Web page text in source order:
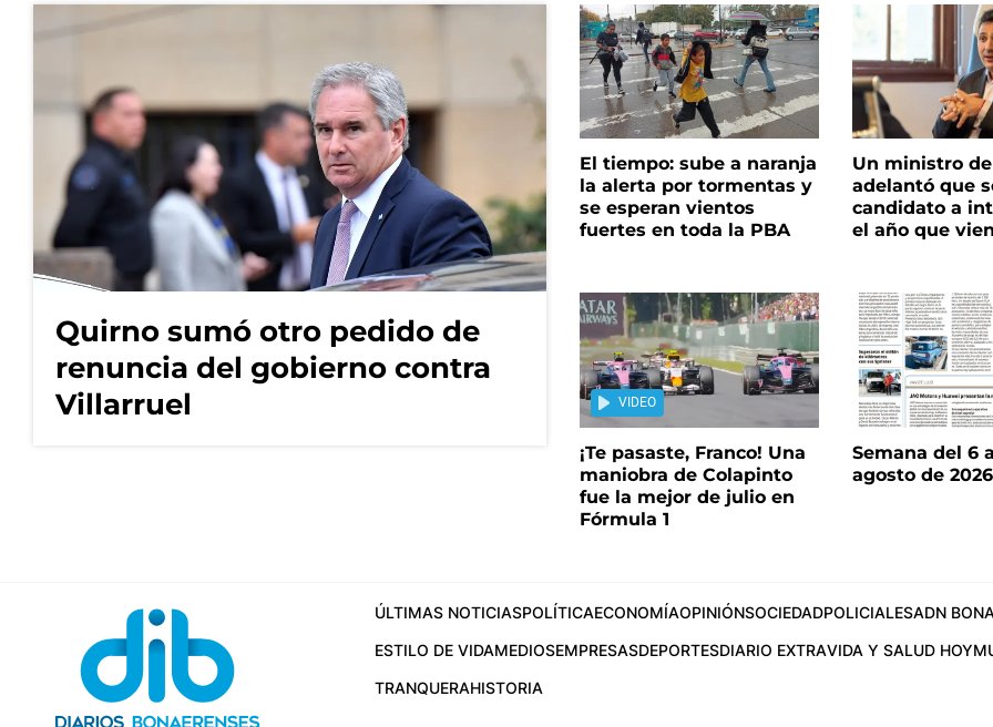
Quirno sumó otro pedido de
renuncia del gobierno contra
Villarruel
El tiempo: sube a naranja
la alerta por tormentas y
se esperan vientos
fuertes en toda la PBA
Un ministro
adelantó que
candidato a
el año que
VIDEO
¡Te pasaste, Franco! Una
maniobra de Colapinto
fue la mejor de julio en
Fórmula 1
Semana del 6
agosto de 2026
ÚLTIMAS NOTICIASPOLÍTICAECONOMÍAOPINIÓNSOCIEDADPOLICIALESADN
ESTILO DE VIDAMEDIOSEMPRESASDEPORTESDIARIO EXTRAVIDA Y SALUD HOY
TRANQUERAHISTORIA